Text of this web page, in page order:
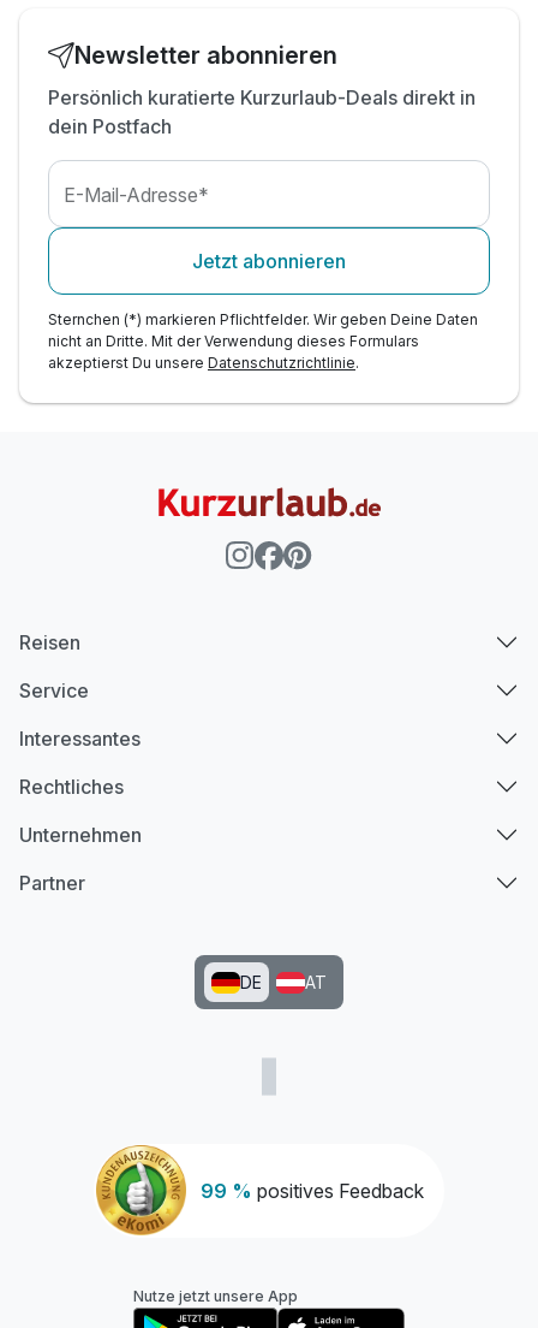
Newsletter abonnieren
Persönlich kuratierte Kurzurlaub-Deals direkt in
dein Postfach
E-Mail-Adresse*
Jetzt abonnieren
Sternchen (*) markieren Pflichtfelder. Wir geben Deine Daten
nicht an Dritte. Mit der Verwendung dieses Formulars
akzeptierst Du unsere Datenschutzrichtlinie.
99 % positives Feedback
Reisen
Service
Interessantes
Rechtliches
Unternehmen
Partner
DE AT
Nutze jetzt unsere App